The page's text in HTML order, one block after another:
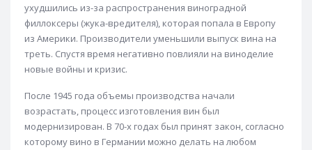
ухудшились из-за распространения виноградной
филлоксеры (жука-вредителя), которая попала в Европу
из Америки. Производители уменьшили выпуск вина на
треть. Спустя время негативно повлияли на виноделие
новые войны и кризис.
После 1945 года объемы производства начали
возрастать, процесс изготовления вин был
модернизирован. В 70-х годах был принят закон, согласно
которому вино в Германии можно делать на любом